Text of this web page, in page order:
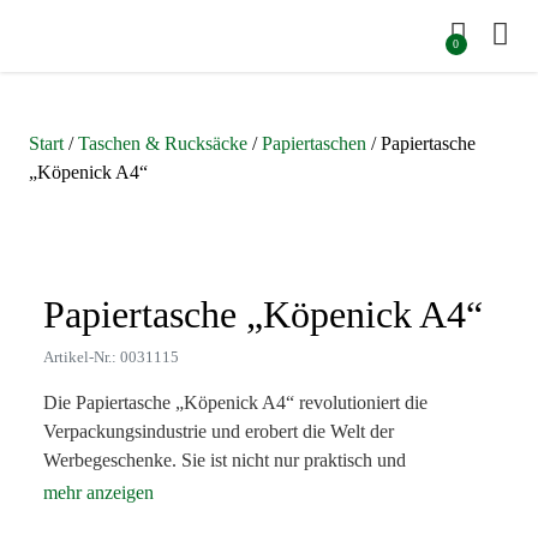
0
Start /Taschen & Rucksäcke /Papiertaschen / Papiertasche
„Köpenick A4“
Papiertasche „Köpenick A4“
Artikel-Nr.: 0031115
Die Papiertasche „Köpenick A4“ revolutioniert die
Verpackungsindustrie und erobert die Welt der
Werbegeschenke. Sie ist nicht nur praktisch und
umweltfreundlich, sondern auch äußerst vielseitig